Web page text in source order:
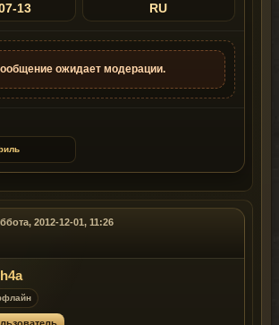
13 RU
ожидает модерации.
2012-12-01, 11:26